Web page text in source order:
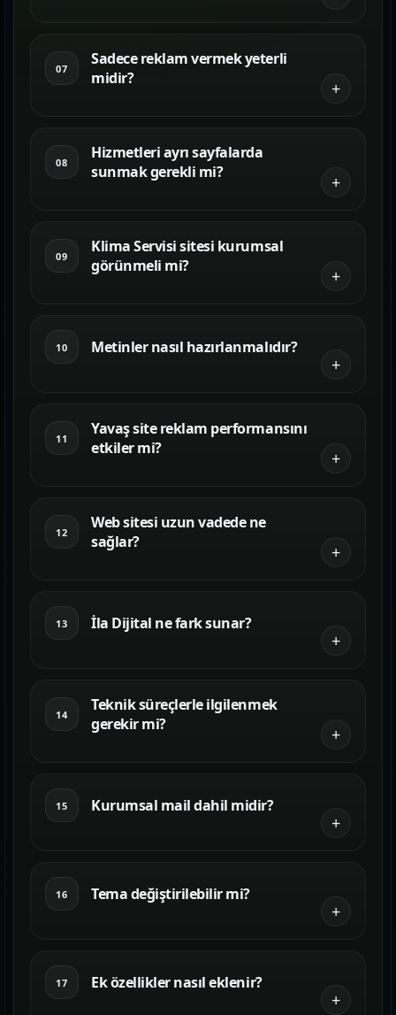
07
Sadece reklam vermek yeterli
midir?
08
Hizmetleri ayrı sayfalarda
sunmak gerekli mi?
09
Klima Servisi sitesi kurumsal
görünmeli mi?
10 Metinler nasıl hazırlanmalıdır?
11
Yavaş site reklam performansını
etkiler mi?
12
Web sitesi uzun vadede ne
sağlar?
13 İla Dijital ne fark sunar?
14
Teknik süreçlerle ilgilenmek
gerekir mi?
15 Kurumsal mail dahil midir?
16 Tema değiştirilebilir mi?
17 Ek özellikler nasıl eklenir?